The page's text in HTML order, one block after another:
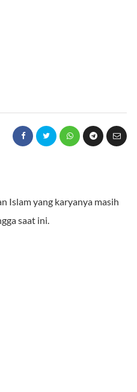
Islam yang karyanya masih
saat ini.